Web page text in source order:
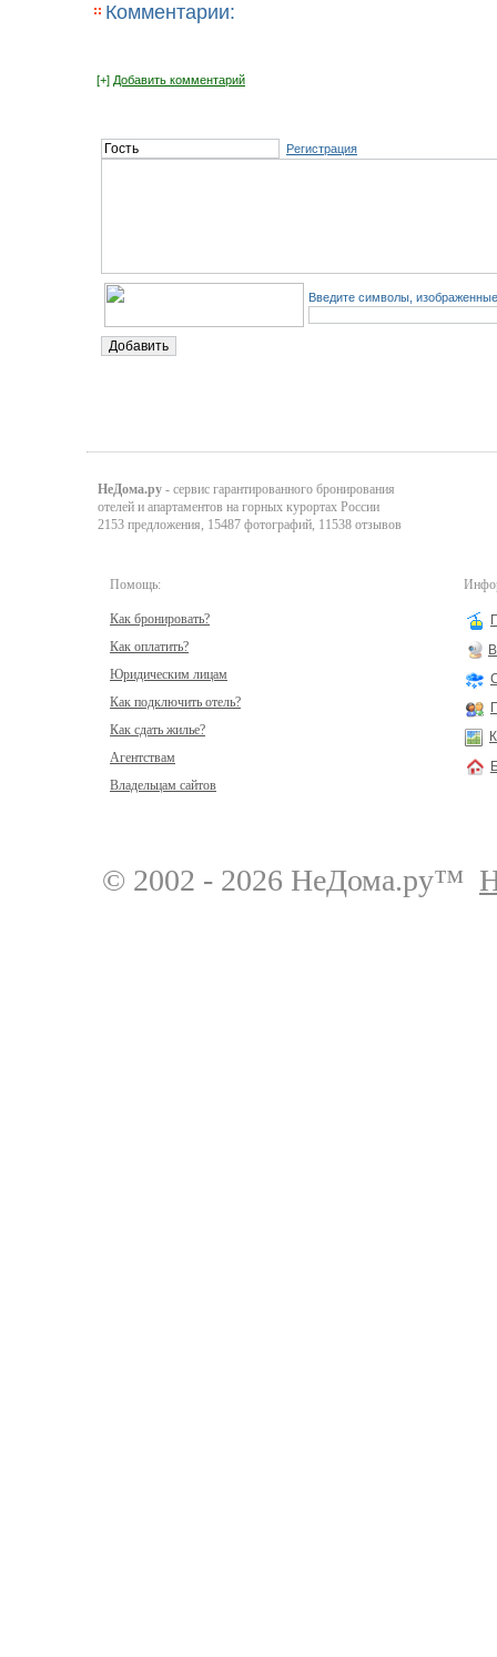
Комментарии:
[+] Добавить комментарий
Регистрация
Введите символы,
НеДома.ру - сервис гарантированного бронирования
отелей и апартаментов на горных курортах России
2153 предложения, 15487 фотографий, 11538 отзывов
Помощь:
Как бронировать?
Как оплатить?
Юридическим лицам
Как подключить отель?
Как сдать жилье?
Агентствам
Владельцам сайтов
© 2002 - 2026 НеДома.ру™